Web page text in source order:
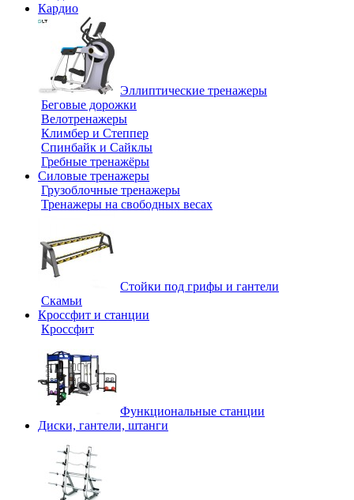
Кардио
Эллиптические тренажеры
Беговые дорожки
Велотренажеры
Климбер и Степпер
Спинбайк и Сайклы
Гребные тренажёры
Силовые тренажеры
Грузоблочные тренажеры
Тренажеры на свободных весах
Стойки под грифы и гантели
Скамьи
Кроссфит и станции
Кроссфит
Функциональные станции
Диски, гантели, штанги